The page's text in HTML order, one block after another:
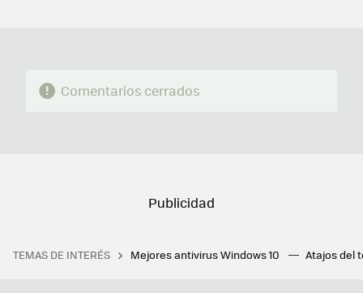
Comentarios cerrados
TEMAS DE INTERÉS Mejores antivirus Windows 10 Atajos del